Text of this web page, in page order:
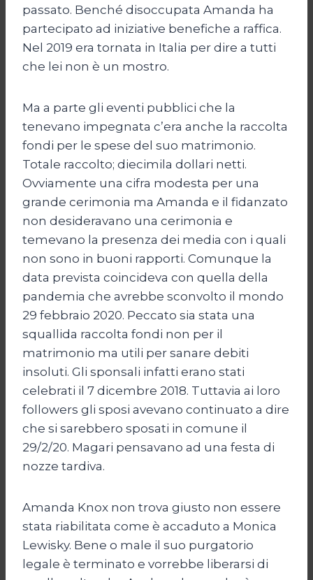
passato. Benché disoccupata Amanda ha
partecipato ad iniziative benefiche a raffica.
Nel 2019 era tornata in Italia per dire a tutti
che lei non è un mostro.
Ma a parte gli eventi pubblici che la
tenevano impegnata c’era anche la raccolta
fondi per le spese del suo matrimonio.
Totale raccolto; diecimila dollari netti.
Ovviamente una cifra modesta per una
grande cerimonia ma Amanda e il fidanzato
non desideravano una cerimonia e
temevano la presenza dei media con i quali
non sono in buoni rapporti. Comunque la
data prevista coincideva con quella della
pandemia che avrebbe sconvolto il mondo
29 febbraio 2020. Peccato sia stata una
squallida raccolta fondi non per il
matrimonio ma utili per sanare debiti
insoluti. Gli sponsali infatti erano stati
celebrati il 7 dicembre 2018. Tuttavia ai loro
followers gli sposi avevano continuato a dire
che si sarebbero sposati in comune il
29/2/20. Magari pensavano ad una festa di
nozze tardiva.
Amanda Knox non trova giusto non essere
stata riabilitata come è accaduto a Monica
Lewisky. Bene o male il suo purgatorio
legale è terminato e vorrebbe liberarsi di